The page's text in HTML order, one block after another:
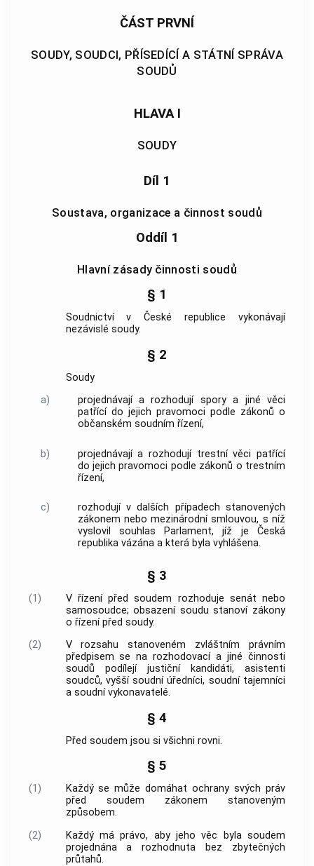
ČÁST PRVNÍ
SOUDY, SOUDCI, PŘÍSEDÍCÍ A STÁTNÍ SPRÁVA
SOUDŮ
HLAVA I
SOUDY
Díl 1
Soustava, organizace a činnost soudů
Oddíl 1
Hlavní zásady činnosti soudů
§ 1
Soudnictví v České republice vykonávají
nezávislé soudy.
§ 2
Soudy
a)
projednávají a rozhodují spory a jiné věci
patřící do jejich pravomoci podle zákonů o
občanském soudním řízení,
b)
projednávají a rozhodují trestní věci patřící
do jejich pravomoci podle zákonů o trestním
řízení,
c)
rozhodují v dalších případech stanovených
zákonem nebo mezinárodní smlouvou, s níž
vyslovil souhlas Parlament, jíž je Česká
republika vázána a která byla vyhlášena.
§ 3
(1)
V řízení před soudem rozhoduje senát nebo
samosoudce; obsazení soudu stanoví zákony
o řízení před soudy.
(2)
V rozsahu stanoveném zvláštním právním
předpisem se na rozhodovací a jiné činnosti
soudů podílejí justiční kandidáti, asistenti
soudců, vyšší soudní úředníci, soudní tajemníci
a soudní vykonavatelé.
§ 4
Před soudem jsou si všichni rovni.
§ 5
(1)
Každý se může domáhat ochrany svých práv
před soudem zákonem stanoveným
způsobem.
(2)
Každý má právo, aby jeho věc byla soudem
projednána a rozhodnuta bez zbytečných
průtahů.